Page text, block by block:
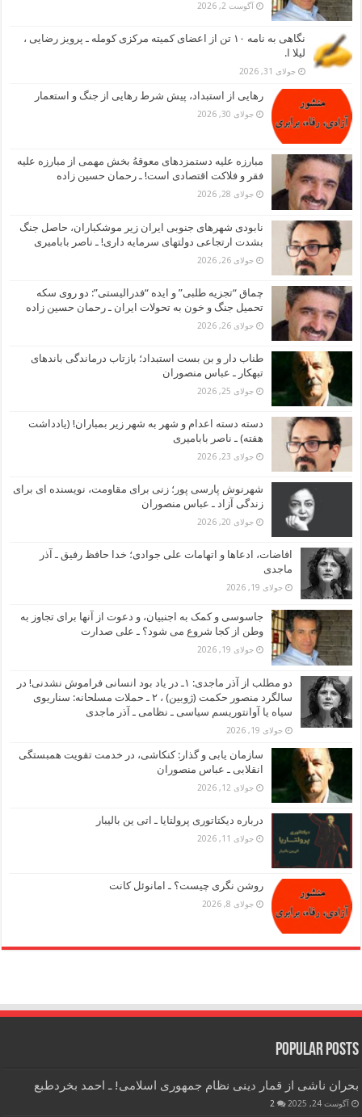
آگوست 2, 2026
نگاهی به نامه ۱۰ تن از اعضای کمیته مرکزی کومله ـ پرویز رضایی ،
لیلا ا.
جولای 31, 2026
رهایی از استبداد، پیش شرط رهایی از جنگ و استعمار
جولای 30, 2026
مبارزه علیه دستمزدهای معوقهُ بخش مهمی از مبارزه علیه
فقر و فلاکت اقتصادی است! ـ رحمان حسین زاده
جولای 28, 2026
نابودی شهرهای جنوبی ایران زیر موشکباران، حاصل جنگ
بشدت ارتجاعی دولتهای سرمایه داری! ـ ناصر بابامیری
جولای 26, 2026
چماق “تجزیه طلبی” و ایده “فدرالیستی”: دو روی سکه
تحمیل جنگ و خون به تحولات ایران ـ رحمان حسین زاده
جولای 26, 2026
طناب دار و بن بست استبداد؛ بازتاب درماندگی باندهای
تبهکار ـ عباس منصوران
جولای 25, 2026
دسته دسته اعدام و شهر به شهر زیر بمباران! (یادداشت
هفته) ـ ناصر بابامیری
جولای 23, 2026
شهرنوش پارسی پور؛ زنی برای مقاومت، نویسنده ای برای
زندگی آزاد ـ عباس منصوران
جولای 20, 2026
افاضات، ادعاها و اتهامات علی جوادی؛ خدا حافظ رفیق ـ آذر
ماجدی
جولای 19, 2026
جاسوسی و کمک به اجنبیان، و دعوت از آنها برای تجاوز به
وطن از کجا شروع می شود؟ ـ علی صدارت
جولای 19, 2026
دو مطلب از آذر ماجدی: ۱ـ در یاد بود انسانی فراموش نشدنی! در
سالگرد منصور حکمت (ژوبین) ، ۲ ـ حملات مسلحانه: سناریوی
سیاه یا آوانتوریسم سیاسی ـ نظامی ـ آذر ماجدی
جولای 19, 2026
سازمان یابی و گذار: کنکاشی، در خدمت تقویت همبستگی
انقلابی ـ عباس منصوران
جولای 12, 2026
درباره دیکتاتوری پرولتایا ـ اتی ین بالیبار
جولای 11, 2026
روشن نگری چیست؟ ـ امانوئل کانت
جولای 8, 2026
Popular Posts
بحران ناشی از قمار دینی نظام جمهوری اسلامی! ـ احمد بخردطبع
آگوست 24, 2025 2